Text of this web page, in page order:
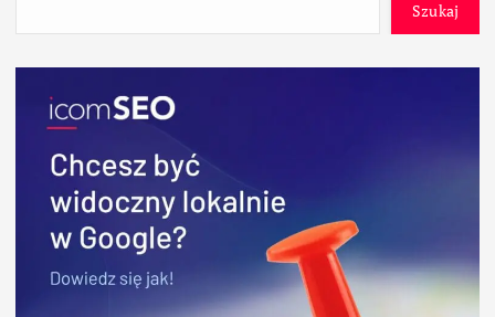
Szukaj